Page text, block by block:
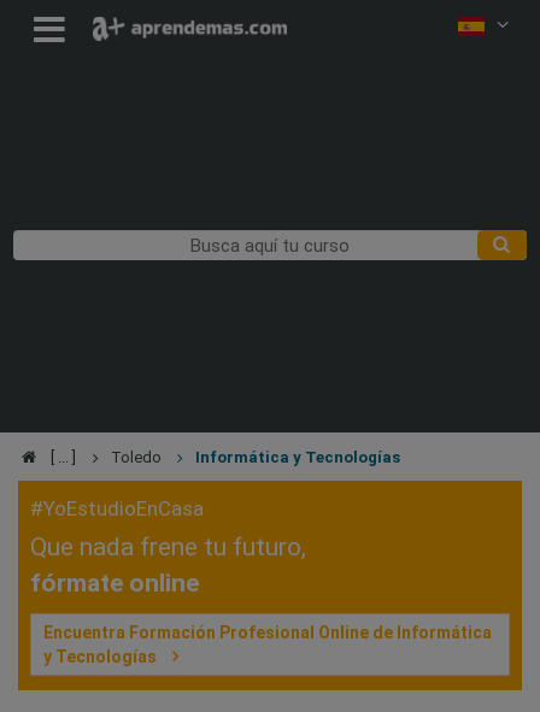
Toledo Informática y Tecnologías
#YoEstudioEnCasa
Que nada frene tu futuro,
fórmate online
Encuentra Formación Profesional Online de Informática
y Tecnologías